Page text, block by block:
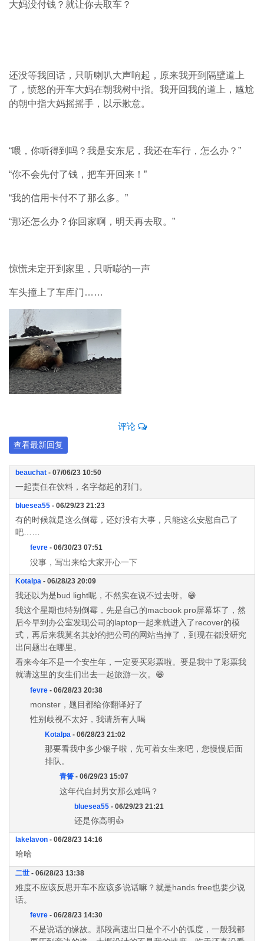
大妈没付钱？就让你去取车？
还没等我回话，只听喇叭大声响起，原来我开到隔壁道上
了，愤怒的开车大妈在朝我树中指。我开回我的道上，尴尬
的朝中指大妈摇摇手，以示歉意。
“喂，你听得到吗？我是安东尼，我还在车行，怎么办？ ”
“你不会先付了钱，把车开回来！ ”
“我的信用卡付不了那么多。 ”
“那还怎么办？你回家啊，明天再去取。 ”
惊慌未定开到家里，只听嘭的一声
车头撞上了车库门 ……
评论
查看最新回复
beauchat - 07/06/23 10:50
一起责任在饮料，名字都起的邪门。
bluesea55 - 06/29/23 21:23
有的时候就是这么倒霉，还好没有大事，只能这么安慰自己了
吧……
fevre - 06/30/23 07:51
没事，写出来给大家开心一下
Kotalpa - 06/28/23 20:09
我还以为是bud light呢，不然实在说不过去呀。😁
我这个星期也特别倒霉，先是自己的macbook pro屏幕坏了，然
后今早到办公室发现公司的laptop一起来就进入了recover的模
式，再后来我莫名其妙的把公司的网站当掉了，到现在都没研究
出问题出在哪里。
看来今年不是一个安生年，一定要买彩票啦。要是我中了彩票我
就请这里的女生们出去一起旅游一次。😁
fevre - 06/28/23 20:38
monster，题目都给你翻译好了
性别歧视不太好，我请所有人喝
Kotalpa - 06/28/23 21:02
那要看我中多少银子啦，先可着女生来吧，您慢慢后面
排队。
青箐 - 06/29/23 15:07
这年代自封男女那么难吗？
bluesea55 - 06/29/23 21:21
还是你高明👍
lakelavon - 06/28/23 14:16
哈哈
二世 - 06/28/23 13:38
难度不应该反思开车不应该多说话嘛？就是hands free也要少说
话。
fevre - 06/28/23 14:30
不是说话的缘故。那段高速出口是个不小的弧度，一般我都